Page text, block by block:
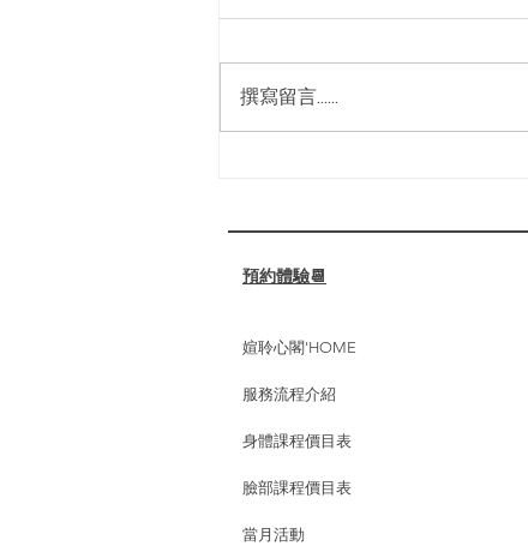
是否時常隱隱作痛？壓力與疲勞是
✔️ 促進淋巴循環，減輕水腫，幫
撰寫留言......
預約體驗📆
媗聆心閣'HOME
服務流程介紹
身體課程價目表
臉部課程價目表
當月活動